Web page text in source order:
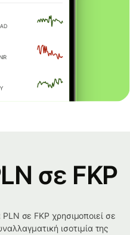
σε FKP
σε FKP χρησιμοποιεί σε
ισοτιμία της